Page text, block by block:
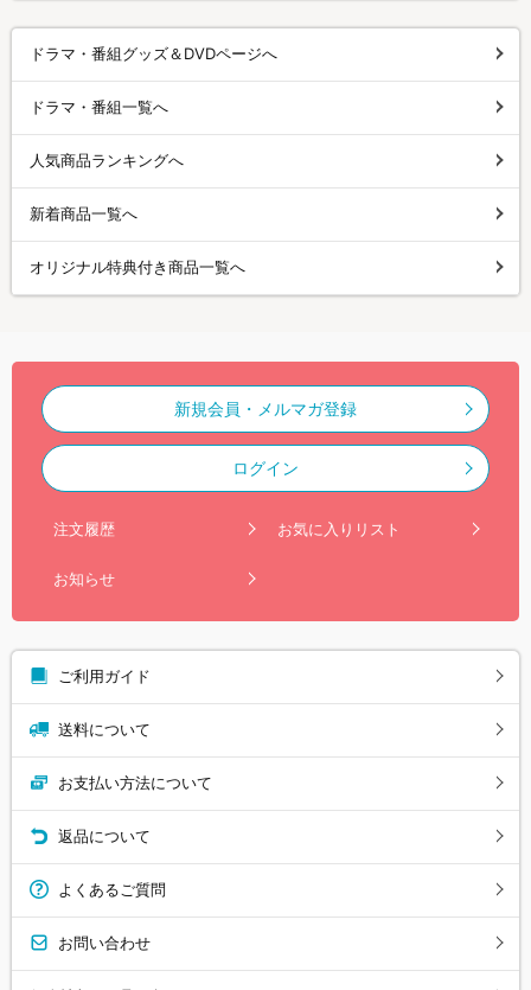
ドラマ・番組グッズ＆DVDページへ
ドラマ・番組一覧へ
人気商品ランキングへ
新着商品一覧へ
オリジナル特典付き商品一覧へ
新規会員・メルマガ登録
ログイン
注文履歴 お気に入りリスト
お知らせ
ご利用ガイド
送料について
お支払い方法について
返品について
よくあるご質問
お問い合わせ